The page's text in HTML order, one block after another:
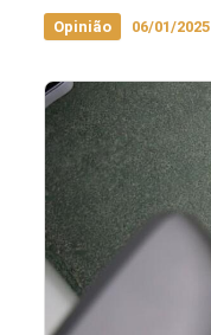
Opinião 06/01/2025